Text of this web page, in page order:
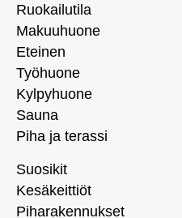
Ruokailutila
Makuuhuone
Eteinen
Työhuone
Kylpyhuone
Sauna
Piha ja terassi
Suosikit
Kesäkeittiöt
Piharakennukset